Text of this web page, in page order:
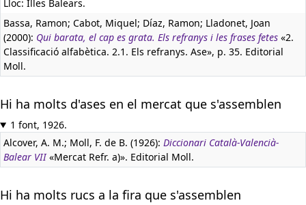
Lloc: Illes Balears.
Bassa, Ramon; Cabot, Miquel; Díaz, Ramon; Lladonet, Joan
(2000): Qui barata, el cap es grata. Els refranys i les frases fetes «2.
Classificació alfabètica. 2.1. Els refranys. Ase», p. 35. Editorial
Moll.
Hi ha molts d'ases en el mercat que s'assemblen
1 font, 1926.
Alcover, A. M.; Moll, F. de B. (1926): Diccionari Català-Valencià-
Balear VII«Mercat Refr. a)». Editorial Moll.
Hi ha molts rucs a la fira que s'assemblen